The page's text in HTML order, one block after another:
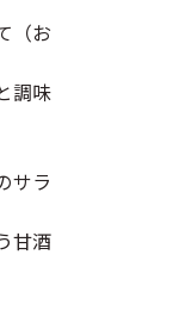
（お
調味
サラ
甘酒